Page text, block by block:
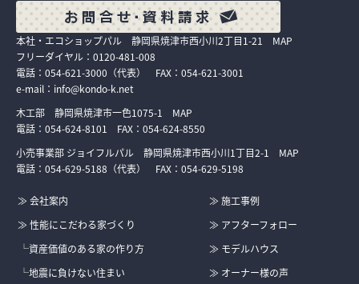
本社・エコショップパル 静岡県焼津市西小川2丁目1-21 MAP
フリーダイヤル： 0120-481-008
電話： 054-621-3000 （代表） FAX： 054-621-3001
e-mail： info@kondo-k.net
木工部 静岡県焼津市一色1075-1 MAP
電話： 054-624-8101
FAX：054-624-8550
小売事業部 ジョイフルパル 静岡県焼津市西小川1丁目2-1 MAP
電話： 054-629-5188 （代表） FAX： 054-629-5198
≫ 会社案内
≫ 性能にこだわる家づくり
└資産価値のある家の作り方
└地震に負けない住まい
≫ 施工事例
≫ アフターフォロー
≫ モデルハウス
≫ オーナー様の声